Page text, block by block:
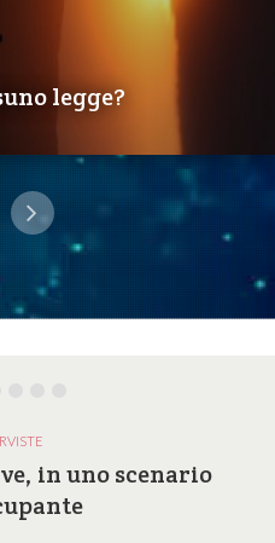
legge?
in uno scenario